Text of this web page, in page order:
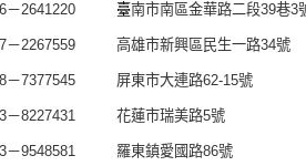
－2641220 臺南市南區金華路二段39巷3
－2267559 高雄市新興區民生一路34號
－7377545 屏東市大連路62-15號
－8227431 花蓮市瑞美路5號
－9548581 羅東鎮愛國路86號